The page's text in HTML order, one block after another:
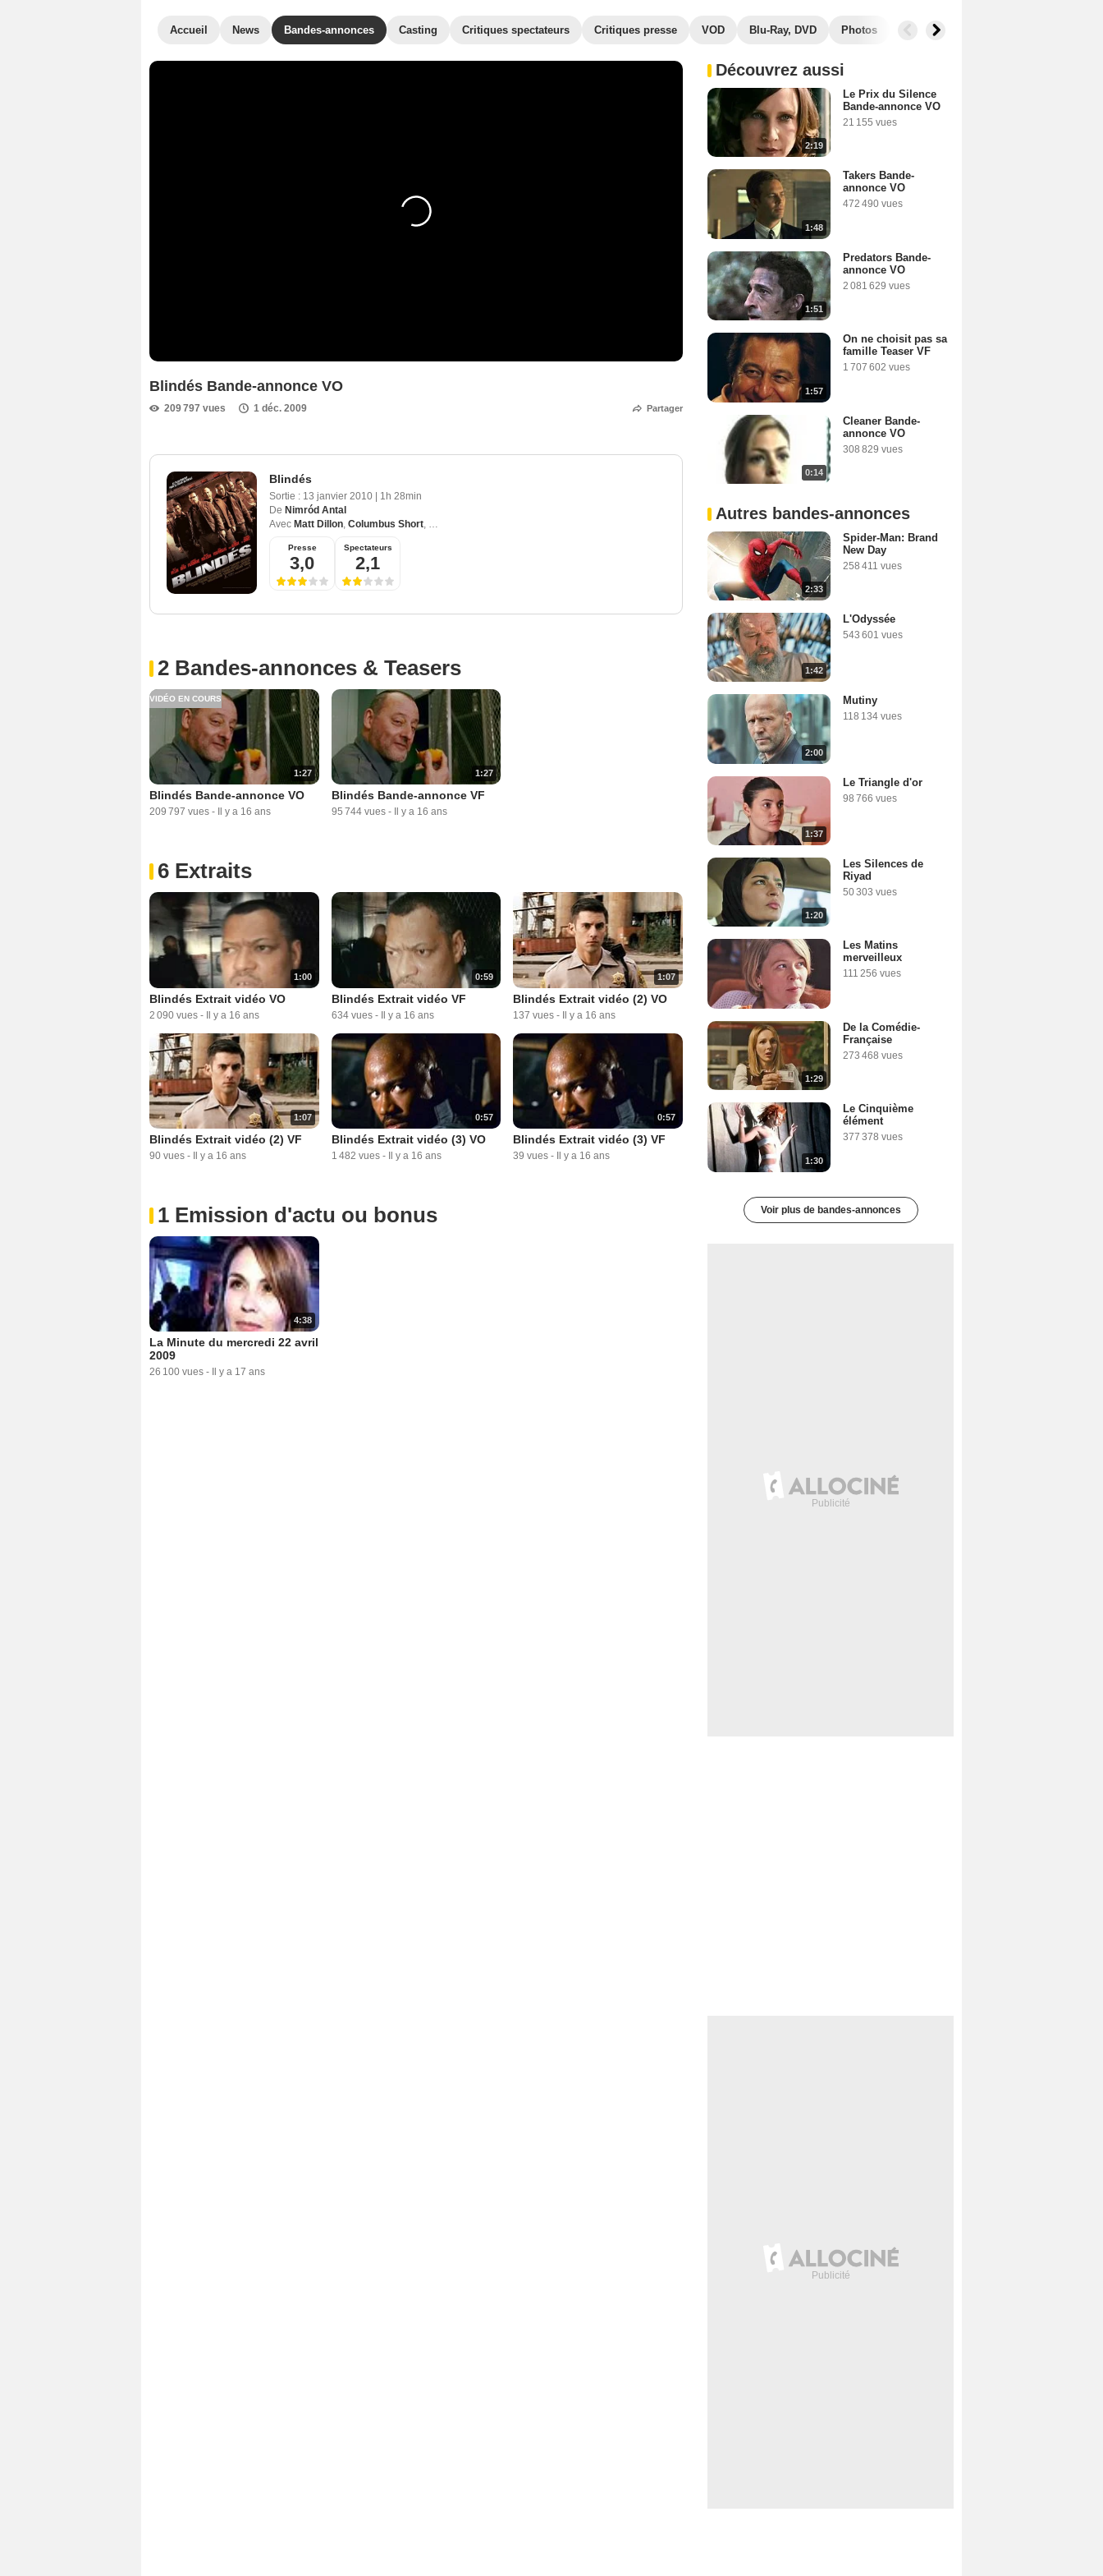
Accueil News Bandes-annonces Casting Critiques spectateurs Critiques presse VOD Blu-Ray, DVD Photos Secrets de tournage
Blindés Bande-annonce VO
209 797 vues 1 déc. 2009 Partager
Blindés
Sortie : 13 janvier 2010
1h 28min
De Nimród Antal
Avec Matt Dillon, Columbus Short, Jean Reno
Presse
3,0
Spectateurs
2,1
2 Bandes-annonces & Teasers
1:27
VIDÉO EN COURS
Blindés Bande-annonce VO
209 797 vues - Il y a 16 ans
1:27
Blindés Bande-annonce VF
95 744 vues - Il y a 16 ans
6 Extraits
1:00
Blindés Extrait vidéo VO
2 090 vues - Il y a 16 ans
0:59
Blindés Extrait vidéo VF
634 vues - Il y a 16 ans
1:07
Blindés Extrait vidéo (2) VO
137 vues - Il y a 16 ans
1:07
Blindés Extrait vidéo (2) VF
90 vues - Il y a 16 ans
0:57
Blindés Extrait vidéo (3) VO
1 482 vues - Il y a 16 ans
0:57
Blindés Extrait vidéo (3) VF
39 vues - Il y a 16 ans
1 Emission d'actu ou bonus
4:38
La Minute du mercredi 22 avril
2009
26 100 vues - Il y a 17 ans
Découvrez aussi
2:19
Le Prix du Silence
Bande-annonce VO
21 155 vues
1:48
Takers Bande-
annonce VO
472 490 vues
1:51
Predators Bande-
annonce VO
2 081 629 vues
1:57
On ne choisit pas sa
famille Teaser VF
1 707 602 vues
0:14
Cleaner Bande-
annonce VO
308 829 vues
Autres bandes-annonces
2:33
Spider-Man: Brand
New Day
258 411 vues
1:42
L'Odyssée
543 601 vues
2:00
Mutiny
118 134 vues
1:37
Le Triangle d'or
98 766 vues
1:20
Les Silences de
Riyad
50 303 vues
Les Matins
merveilleux
111 256 vues
1:29
De la Comédie-
Française
273 468 vues
1:30
Le Cinquième
élément
377 378 vues
Voir plus de bandes-annonces